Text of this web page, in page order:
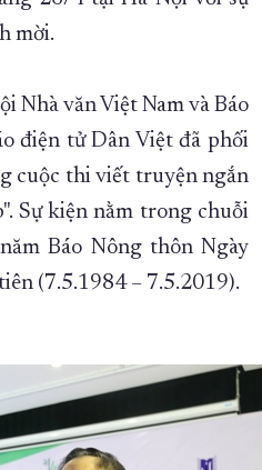
THÀNH PHỐ TRỰC THUỘC
CHỦ VỀ BÁO KHÁNH HÒA
mời.
Nhà văn Việt Nam và Báo
điện tử Dân Việt đã phối
cuộc thi viết truyện ngắn
Sự kiện nằm trong chuỗi
Báo Nông thôn Ngày
(7.5.1984 – 7.5.2019).